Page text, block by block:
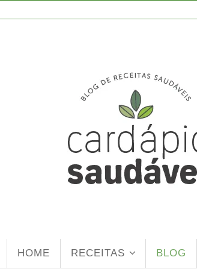
HOME RECEITAS BLOG